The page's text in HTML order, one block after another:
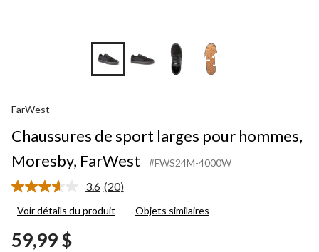
+1
FarWest
Chaussures de sport larges pour hommes,
Moresby, FarWest
#FWS24M-4000W
3.6 Lire
20
(20)
Voir détails du produit Objets similaires
59,99 $